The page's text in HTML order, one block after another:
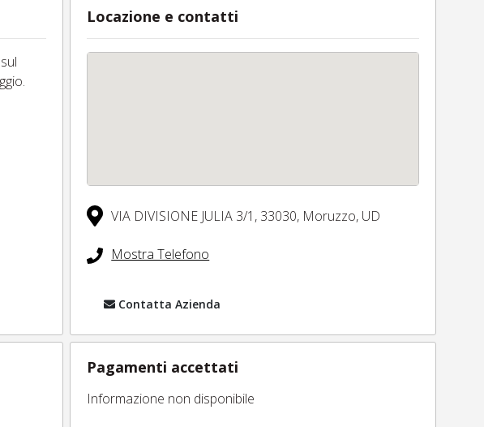
Locazione e contatti
VIA DIVISIONE JULIA 3/1, 33030, Moruzzo, UD
Mostra Telefono
Contatta Azienda
Pagamenti accettati
Informazione non disponibile